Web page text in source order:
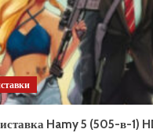
Hamy 5 (505-в-1)